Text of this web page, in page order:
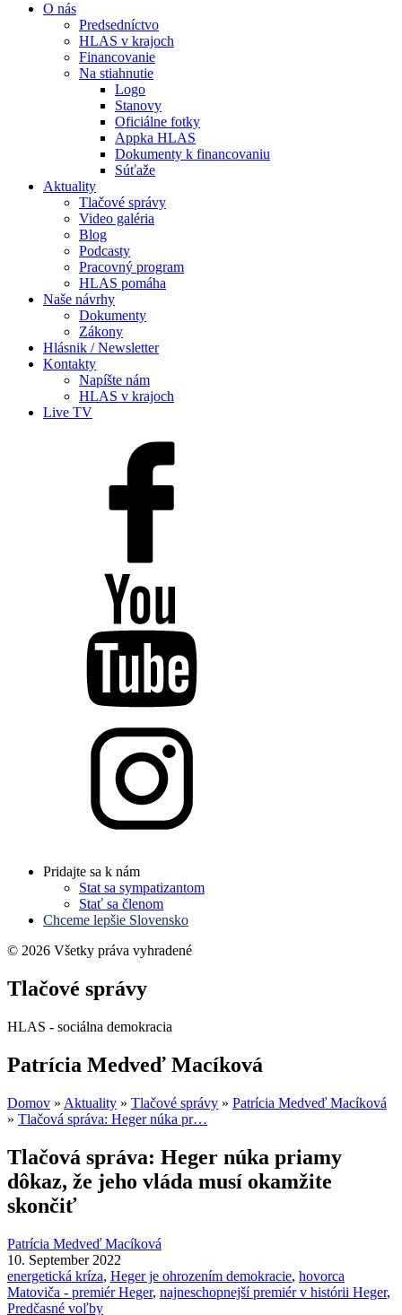
O nás
Predsedníctvo
HLAS v krajoch
Financovanie
Na stiahnutie
Logo
Stanovy
Oficiálne fotky
Appka HLAS
Dokumenty k financovaniu
Súťaže
Aktuality
Tlačové správy
Video galéria
Blog
Podcasty
Pracovný program
HLAS pomáha
Naše návrhy
Dokumenty
Zákony
Hlásnik / Newsletter
Kontakty
Napíšte nám
HLAS v krajoch
Live TV
Pridajte sa k nám
Stat sa sympatizantom
Stať sa členom
Chceme lepšie Slovensko
© 2026 Všetky práva vyhradené
Tlačové správy
HLAS - sociálna demokracia
Patrícia Medveď Macíková
Domov » Aktuality » Tlačové správy » Patrícia Medveď Macíková
» Tlačová správa: Heger núka pr…
Tlačová správa: Heger núka priamy
dôkaz, že jeho vláda musí okamžite
skončiť
Patrícia Medveď Macíková
10. September 2022
energetická kríza, Heger je ohrozením demokracie, hovorca
Matoviča - premiér Heger, najneschopnejší premiér v histórii Heger,
Predčasné voľby